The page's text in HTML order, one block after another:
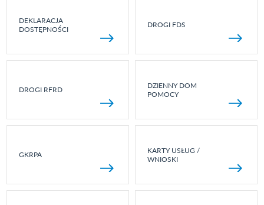
DEKLARACJA
DOSTĘPNOŚCI
DROGI FDS
DROGI RFRD
DZIENNY DOM
POMOCY
GKRPA
KARTY USŁUG /
WNIOSKI